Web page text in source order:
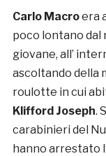
Carlo Macroera
poco lontano dal
giovane, all’
ascoltando della
roulotte in cui
Klifford Joseph.
carabinieri del
hanno arrestato